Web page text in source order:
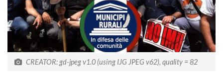
CREATOR: gd-jpeg v1.0 (using IJG JPEG v62), quality = 82